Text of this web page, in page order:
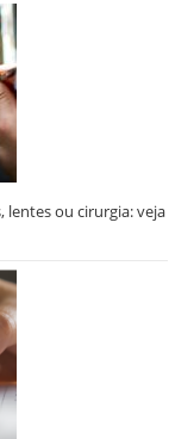
ou cirurgia: veja